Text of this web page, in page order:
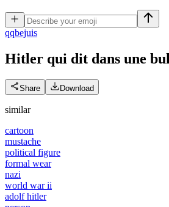
qqbejuis
Hitler qui dit dans une
Share Download
similar
cartoon
mustache
political figure
formal wear
nazi
world war ii
adolf hitler